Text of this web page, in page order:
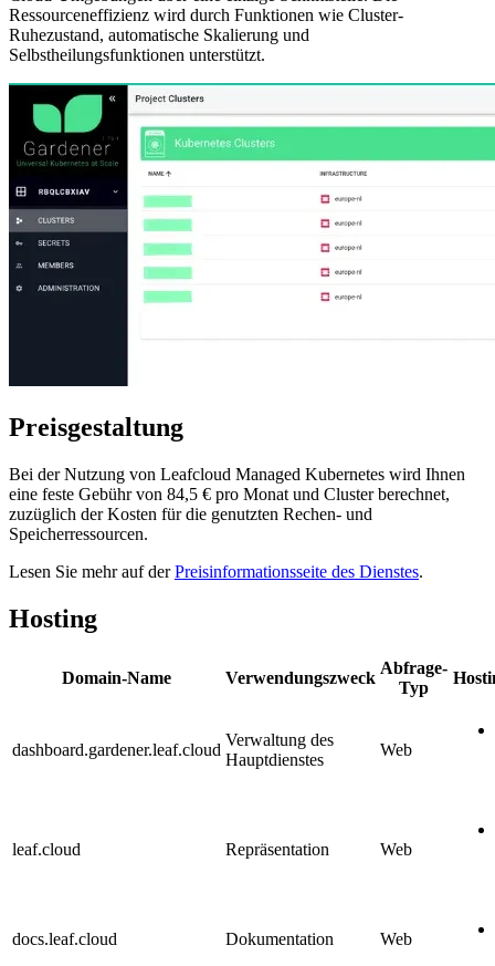
Ressourceneffizienz wird durch Funktionen wie Cluster-
Ruhezustand, automatische Skalierung und
Selbstheilungsfunktionen unterstützt.
Preisgestaltung
Bei der Nutzung von Leafcloud Managed Kubernetes wird Ihnen
eine feste Gebühr von 84,5 € pro Monat und Cluster berechnet,
zuzüglich der Kosten für die genutzten Rechen- und
Speicherressourcen.
Lesen Sie mehr auf derPreisinformationsseite des Dienstes.
Hosting
Domain-Name Verwendungszweck
Abfrage-
Typ
dashboard.gardener.leaf.cloud
Verwaltung des
Hauptdienstes
Web
leaf.cloud Repräsentation Web
docs.leaf.cloud Dokumentation Web